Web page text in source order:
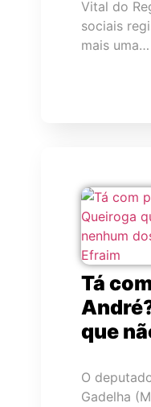
Vital do
sociais
mais uma…
Tá
que
O
Gadelha